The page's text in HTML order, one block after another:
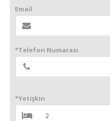
Email
*Telefon Numarası
*Yetişkin
2